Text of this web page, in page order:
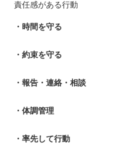
責任感がある行動
・時間を守る
・約束を守る
・報告・連絡・相談
・体調管理
・率先して行動